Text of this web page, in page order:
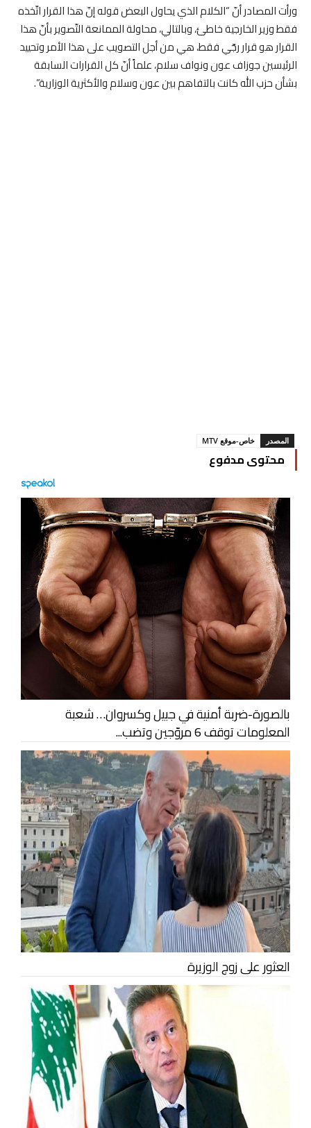
ورأت المصادر أنّ “الكلام الذي يحاول البعض قوله إنّ هذا القرار اتّخذه
فقط وزير الخارجية خاطئ، وبالتالي، محاولة الممانعة التّصوير بأنّ هذا
القرار هو قرار رجّي فقط، هي من أجل التصويب على هذا الأمر وتحييد
الرئيسين جوزاف عون ونواف سلام، علماً أنّ كل القرارات السابقة
بشأن حزب الله كانت بالتفاهم بين عون وسلام والأكثرية الوزارية”.
المصدر خاص-موقع MTV
محتوى مدفوع
بالصورة-ضربة أمنية في جبيل وكسروان… شعبة
المعلومات توقف 6 مروّجين وتضب...
العثور على زوج الوزيرة